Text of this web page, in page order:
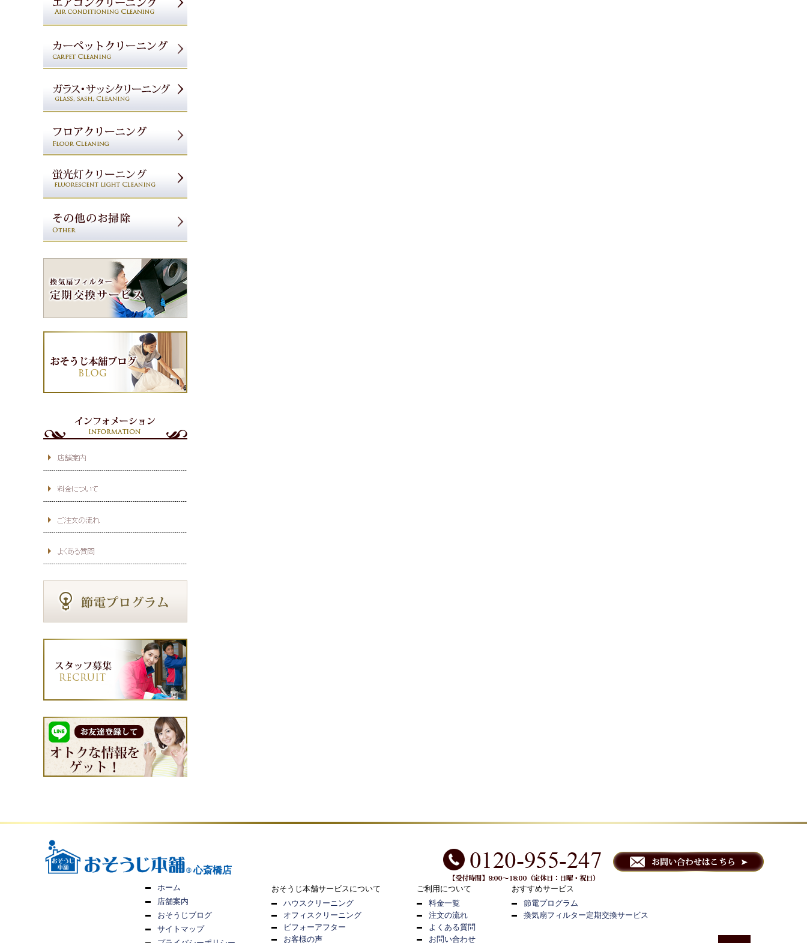
心斎橋店
ホーム
店舗案内
おそうじブログ
サイトマップ
おそうじ本舗サービスについて
ハウスクリーニング
オフィスクリーニング
ビフォーアフター
お客様の声
ご利用について
料金一覧
注文の流れ
よくある質問
お問い合わせ
おすすめサービス
節電プログラム
換気扇フィルター定期交換サービス